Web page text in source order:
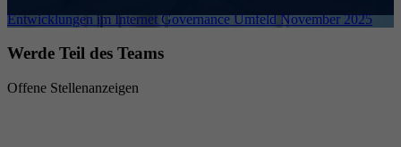
Entwicklungen im Internet Governance Umfeld November 2025
Werde Teil des Teams
Offene Stellenanzeigen